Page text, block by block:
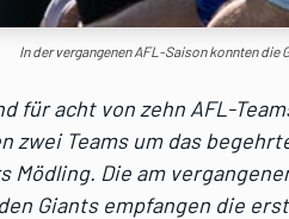
In der vergangenen AFL-Saison konnten die
für acht von zehn AFL-
zwei Teams um das
Mödling. Die am
Giants empfangen die